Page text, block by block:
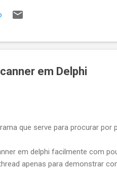
contrário você quer que a API
em Delphi
que serve para procurar
em delphi facilmente com
apenas para demonstrar